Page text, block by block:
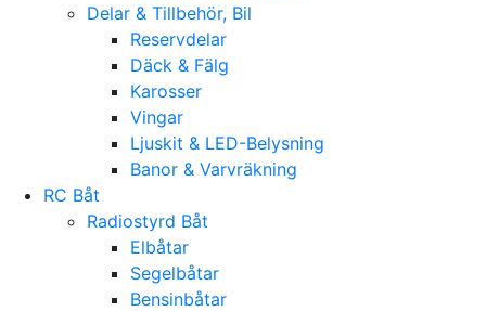
Delar & Tillbehör, Bil
Reservdelar
Däck & Fälg
Karosser
Vingar
Ljuskit & LED-Belysning
Banor & Varvräkning
RC Båt
Radiostyrd Båt
Elbåtar
Segelbåtar
Bensinbåtar